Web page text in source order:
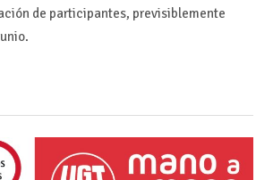
de participantes, previsiblemente